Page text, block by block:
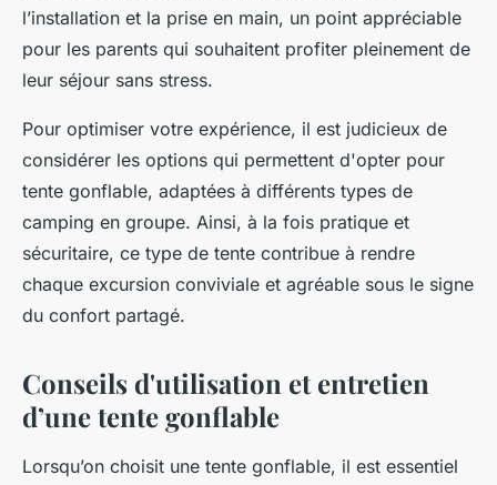
l’installation et la prise en main, un point appréciable
pour les parents qui souhaitent profiter pleinement de
leur séjour sans stress.
Pour optimiser votre expérience, il est judicieux de
considérer les options qui permettent d'opter pour
tente gonflable, adaptées à différents types de
camping en groupe. Ainsi, à la fois pratique et
sécuritaire, ce type de tente contribue à rendre
chaque excursion conviviale et agréable sous le signe
du confort partagé.
Conseils d'utilisation et entretien
d’une tente gonflable
Lorsqu’on choisit une tente gonflable, il est essentiel